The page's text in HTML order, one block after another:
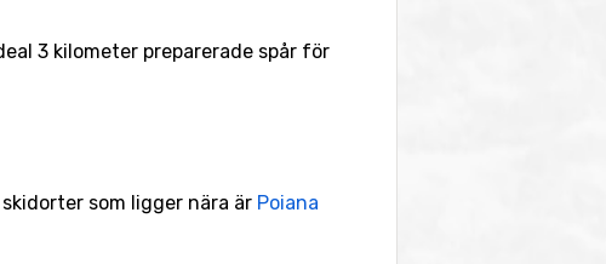
3 kilometer preparerade spår för
som ligger nära är Poiana